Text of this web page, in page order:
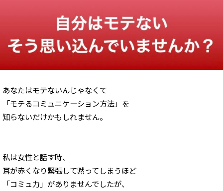
あなたはモテないんじゃなくて
「モテるコミュニケーション方法」を
知らないだけかもしれません。
私は女性と話す時、
耳が赤くなり緊張して黙ってしまうほど
「コミュ力」がありませんでしたが、